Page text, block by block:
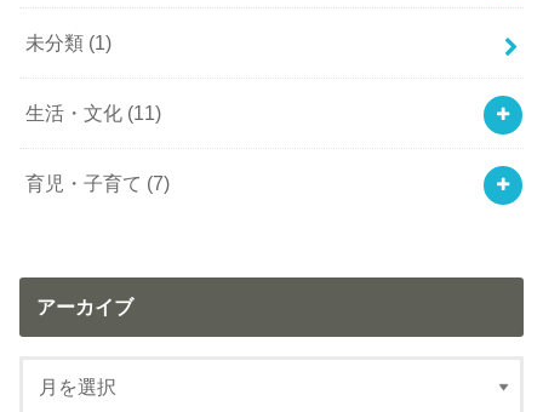
未分類 (1)
生活・文化 (11)
育児・子育て (7)
アーカイブ